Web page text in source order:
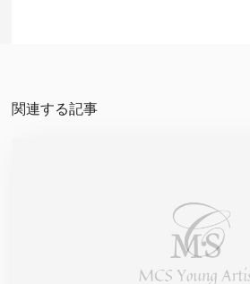
関連する記事